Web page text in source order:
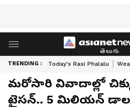
తెలుగు
TRENDING : Today's Rasi Phalalu
మరోసారి వివాదాల్లో
టైసన్‌.. 5 మిలియన్